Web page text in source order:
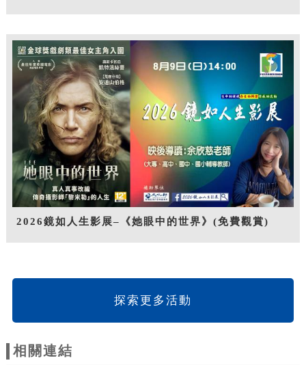
2026鏡如人生影展–《她眼中的世界》(免費觀賞)
探索更多活動
相關連結